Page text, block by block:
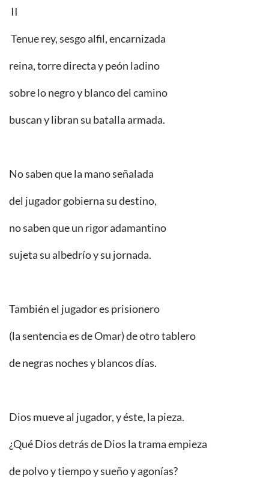
II
Tenue rey, sesgo alfil, encarnizada
reina, torre directa y peón ladino
sobre lo negro y blanco del camino
buscan y libran su batalla armada.
No saben que la mano señalada
del jugador gobierna su destino,
no saben que un rigor adamantino
sujeta su albedrío y su jornada.
También el jugador es prisionero
(la sentencia es de Omar) de otro tablero
de negras noches y blancos días.
Dios mueve al jugador, y éste, la pieza.
¿Qué Dios detrás de Dios la trama empieza
de polvo y tiempo y sueño y agonías?